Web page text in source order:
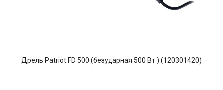
Дрель Patriot FD 500 (безударная 500 Вт ) (120301420)